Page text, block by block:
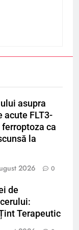
asupra
acute FLT3-
ca
la
2026 0
de
Terapeutic